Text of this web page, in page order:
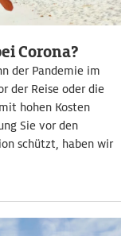
Corona?
der Pandemie im
der Reise oder die
hohen Kosten
Sie vor den
schützt, haben wir